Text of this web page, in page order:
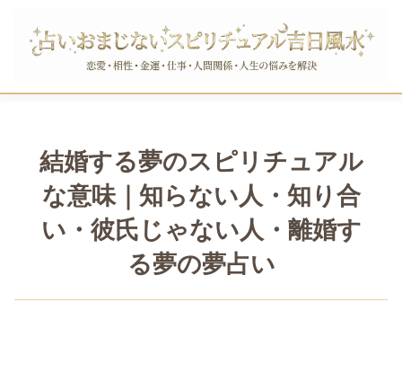
結婚する夢のスピリチュアル
な意味｜知らない人・知り合
い・彼氏じゃない人・離婚す
る夢の夢占い